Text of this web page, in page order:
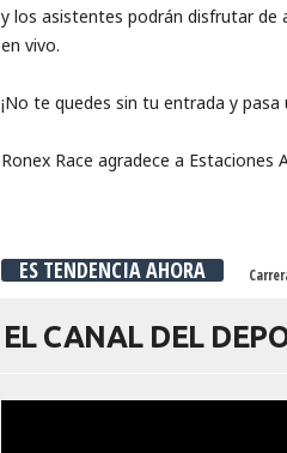
y los asistentes podrán disfrutar de
en vivo.
¡No te quedes sin tu entrada y
Ronex Race agradece a Estaciones
ES TENDENCIA AHORA
EL CANAL DEL